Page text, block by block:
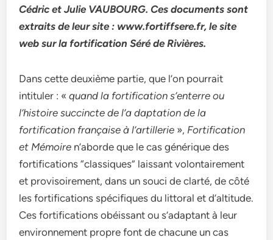
Cédric et Julie VAUBOURG. Ces documents sont
extraits de leur site : www.fortiffsere.fr, le site
web sur la fortification Séré de Rivières.
Dans cette deuxième partie, que l’on pourrait
intituler : «quand la fortification s’enterre ou
l’histoire succincte de l’a daptation de la
fortification française à l’artillerie », Fortification
et Mémoire n’aborde que le cas générique des
fortifications “classiques” laissant volontairement
et provisoirement, dans un souci de clarté, de côté
les fortifications spécifiques du littoral et d’altitude.
Ces fortifications obéissant ou s’adaptant à leur
environnement propre font de chacune un cas